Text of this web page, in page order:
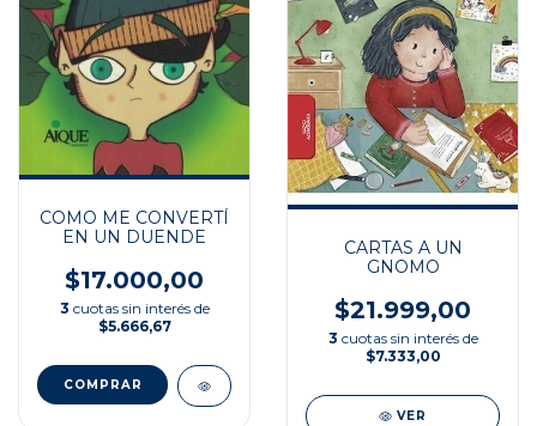
COMO ME CONVERTÍ
EN UN DUENDE
$17.000,00
3 cuotas sin interés de
$5.666,67
CARTAS A UN
GNOMO
$21.999,00
3 cuotas sin interés de
$7.333,00
VER